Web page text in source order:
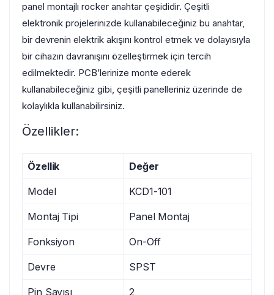
panel montajlı rocker anahtar çeşididir. Çeşitli
elektronik projelerinizde kullanabileceğiniz bu anahtar,
bir devrenin elektrik akışını kontrol etmek ve dolayısıyla
bir cihazın davranışını özelleştirmek için tercih
edilmektedir. PCB’lerinize monte ederek
kullanabileceğiniz gibi, çeşitli panelleriniz üzerinde de
kolaylıkla kullanabilirsiniz.
Özellikler:
Özellik Değer
Model KCD1-101
Montaj Tipi Panel Montaj
Fonksiyon On-Off
Devre SPST
Pin Sayısı 2